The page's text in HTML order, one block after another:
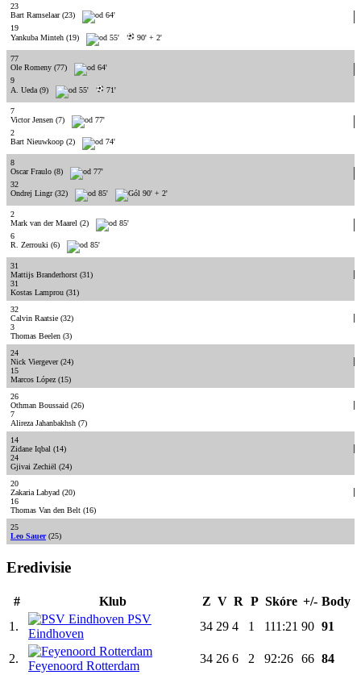
23
Bart Ramselaar(23)
64'
19
Yankuba Minteh (19) 55' 90' + 2'
77
Ole Romeny (77)
64'
9
A. Ueda (9) 55' 71'
7
Victor Jensen (7)
77'
2
Bart Nieuwkoop (2) 74'
8
Oscar Fraulo (8)
77'
32
Ondrej Lingr(32) 85' 90' + 2'
2
Mark van der Maarel (2)
85'
6
R. Zerrouki (6) 85'
31
Mattijs Branderhorst (31)
31
Kostas Lamprou (31)
32
Calvin Raatsie (32)
3
Thomas Beelen (3)
24
Nick Viergever(24)
15
Marcos López (15)
26
Othman Boussaid (26)
7
Alireza Jahanbakhsh (7)
14
Zidane Iqbal (14)
24
Gjivai Zechiël (24)
20
Zakaria Labyad (20)
16
Thomas Van den Belt (16)
25
Leo Sauer(25)
Eredivisie
# Klub Z V R P Skóre +/- Body
1.
PSV
Eindhoven
34 29 4 1 111:21 90 91
2.
Feyenoord Rotterdam
34 26 6 2 92:26 66 84